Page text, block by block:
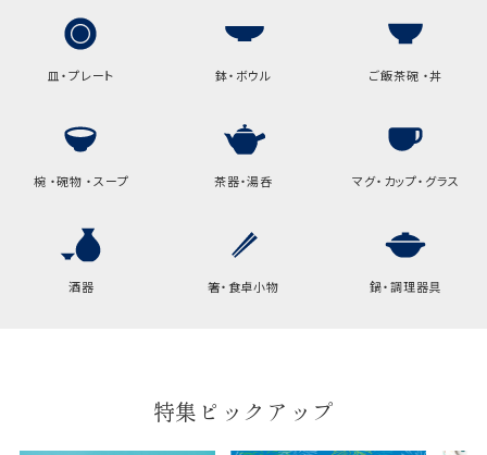
皿・プレート 鉢・ボウル ご飯茶碗 ・丼
椀 ・碗物 ・スープ 茶器・湯呑 マグ・カップ・グラス
酒器 箸・食卓小物 鍋・調理器具
特集ピックアップ